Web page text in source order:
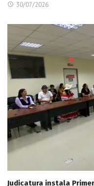
30/07/2026
Judicatura instala